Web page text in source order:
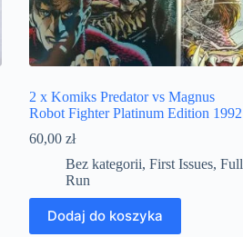
2 x Komiks Predator vs Magnus
Robot Fighter Platinum Edition 1992
60,00 zł
Bez kategorii, First Issues, Full
Run
Dodaj do koszyka